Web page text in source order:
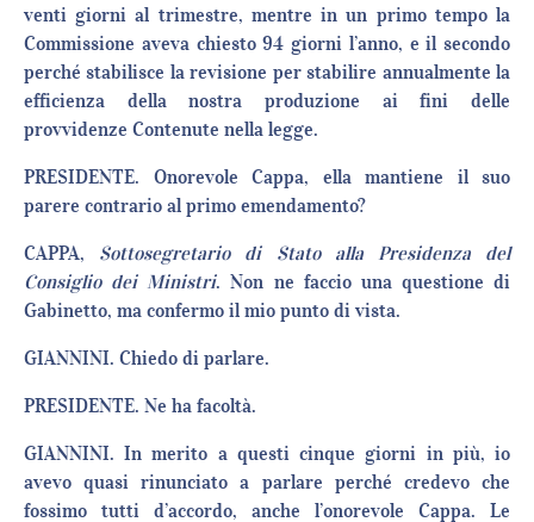
venti giorni al trimestre, mentre in un primo tempo la
Commissione aveva chiesto 94 giorni l’anno, e il secondo
perché stabilisce la revisione per stabilire annualmente la
efficienza della nostra produzione ai fini delle
provvidenze Contenute nella legge.
PRESIDENTE. Onorevole Cappa, ella mantiene il suo
parere contrario al primo emendamento?
CAPPA, Sottosegretario di Stato alla Presidenza del
Consiglio dei Ministri. Non ne faccio una questione di
Gabinetto, ma confermo il mio punto di vista.
GIANNINI. Chiedo di parlare.
PRESIDENTE. Ne ha facoltà.
GIANNINI. In merito a questi cinque giorni in più, io
avevo quasi rinunciato a parlare perché credevo che
fossimo tutti d’accordo, anche l’onorevole Cappa. Le